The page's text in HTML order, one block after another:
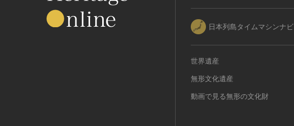
日本列島タイムマシンナビ
世界遺産
無形文化遺産
動画で見る無形の文化財